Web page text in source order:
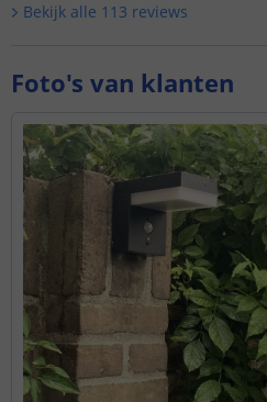
Bekijk alle 113 reviews
Foto's van klanten